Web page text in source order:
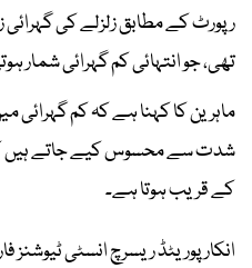
تھی، جو انتہائی کم گہرائی شمار
ماہرین کا کہنا ہے کہ کم گہرائی
شدت سے محسوس کیے جاتے ہیں
کے قریب ہوتا ہے۔
انکارپوریٹڈ ریسرچ انسٹی ٹیوشنز